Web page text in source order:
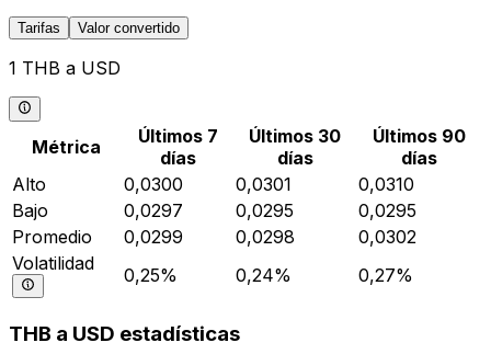
Tarifas Valor convertido
1 THB a USD
Métrica
Últimos 7
días
Últimos 30
días
Últimos 90
días
Alto
0,0300 0,0301
0,0310
Bajo
0,0297 0,0295
0,0295
Promedio
0,0299 0,0298
0,0302
Volatilidad
0,25% 0,24% 0,27%
THB a USD estadísticas